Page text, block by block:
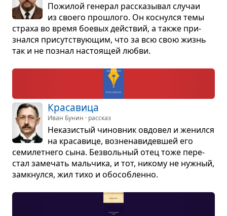
Пожи­лой гене­рал рас­ска­зы­вал слу­чаи
из сво­его про­шлого. Он кос­нулся темы
страха во время бое­вых действий, а также при­
знался при­сут­ству­ю­щим, что за всю свою жизнь
так и не познал насто­я­щей любви.
Кра­са­вица
Иван Бунин · рассказ
Нека­зи­стый чинов­ник овдо­вел и женился
на кра­са­вице, воз­не­на­ви­дев­шей его
семи­лет­него сына. Без­воль­ный отец тоже пере­
стал заме­чать маль­чика, и тот, никому не нуж­ный,
замкнулся, жил тихо и обо­соб­ленно.